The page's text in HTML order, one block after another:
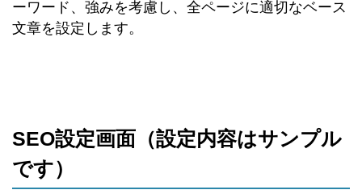
ーワード、強みを考慮し、全ページに適切なベース
文章を設定します。
SEO設定画面（設定内容はサンプル
です）